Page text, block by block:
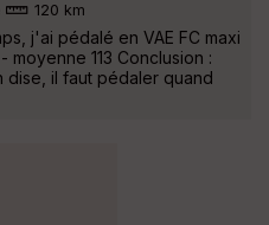
120 km
j'ai pédalé en VAE FC maxi
moyenne 113 Conclusion :
dise, il faut pédaler quand